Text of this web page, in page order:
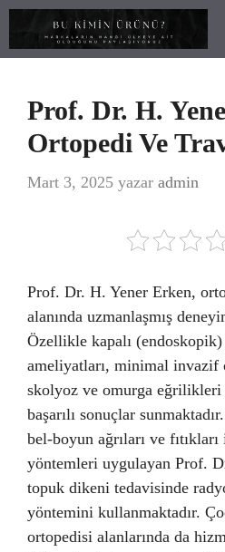
İçeriğe
Prof. Dr. H.
Ortopedi Ve
Mart 3, 2025 yazar admin
Prof. Dr. H. Yener Erken,
alanında uzmanlaşmış
Özellikle kapalı (endoskopik)
ameliyatları, minimal invazif
skolyoz ve omurga
başarılı sonuçlar
bel-boyun ağrıları ve
yöntemleri uygulayan Prof.
topuk dikeni tedavisinde
yöntemini kullanmaktadır.
ortopedisi alanlarında da